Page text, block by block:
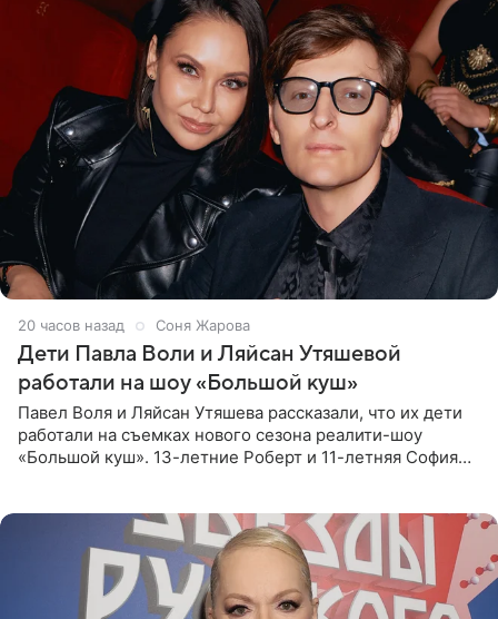
20 часов назад Соня Жарова
Дети Павла Воли и Ляйсан Утяшевой
работали на шоу «Большой куш»
Павел Воля и Ляйсан Утяшева рассказали, что их дети
работали на съемках нового сезона реалити-шоу
«Большой куш». 13-летние Роберт и 11-летняя София